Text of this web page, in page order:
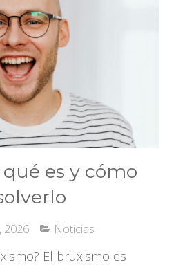
es y cómo
2026 Noticias
El bruxismo es